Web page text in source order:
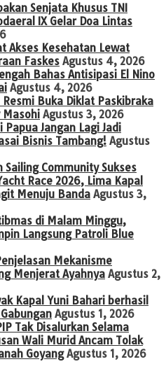
Senjata Khusus TNI
IX Gelar Doa Lintas
Akses Kesehatan Lewat
Faskes Agustus 4, 2026
Bahas Antisipasi El Nino
Agustus 4, 2026
Buka Diklat Paskibraka
Masohi Agustus 3, 2026
Papua Jangan Lagi Jadi
Bisnis Tambang! Agustus
Sailing Community Sukses
Race 2026, Lima Kapal
Menuju Banda Agustus 3,
di Malam Minggu,
Langsung Patroli Blue
Mekanisme
Menjerat Ayahnya Agustus 2,
Kapal Yuni Bahari berhasil
Agustus 1, 2026
Tak Disalurkan Selama
Wali Murid Ancam Tolak
Goyang Agustus 1, 2026